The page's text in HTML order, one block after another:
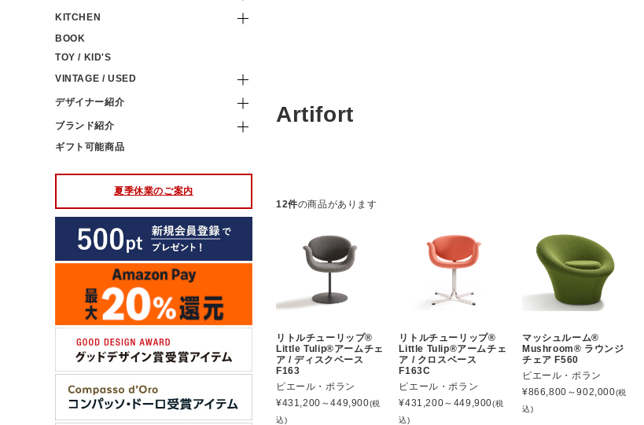
KITCHEN
BOOK
TOY / KID'S
VINTAGE / USED
デザイナー紹介
ブランド紹介
ギフト可能商品
夏季休業のご案内
Artifort
12件の商品があります
リトルチューリップ®
Little Tulip®アームチェ
ア / ディスクベース
F163
ピエール・ポラン
¥431,200～449,900(税
込)
リトルチューリップ®
Little Tulip®アームチェ
ア / クロスベース
F163C
ピエール・ポラン
¥431,200～449,900(税
込)
マッシュルーム®
Mushroom® ラウンジ
チェア F560
ピエール・ポラン
¥866,800～902,000(税
込)